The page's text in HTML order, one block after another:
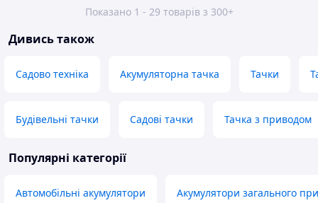
Показано 1 - 29 товарів з 300+
Дивись також
Садово техніка Акумуляторна тачка Тачки
Будівельні тачки Садові тачки Тачка з приводом
Популярні категорії
Автомобільні акумулятори Акумулятори загального